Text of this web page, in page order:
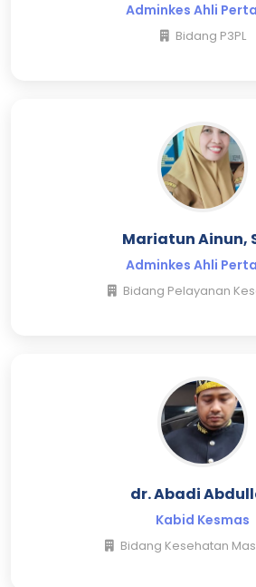
Adminkes Ahli
Bidang P3PL
Mariatun Ainun,
Adminkes Ahli
Bidang Pelayanan
dr. Abadi
Kabid Kesmas
Bidang Kesehatan